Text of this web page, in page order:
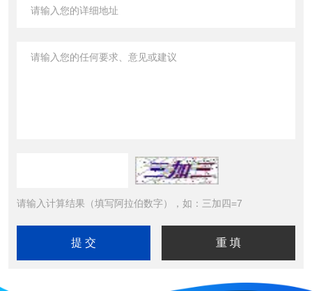
请输入计算结果（填写阿拉伯数字），如：三加四=7